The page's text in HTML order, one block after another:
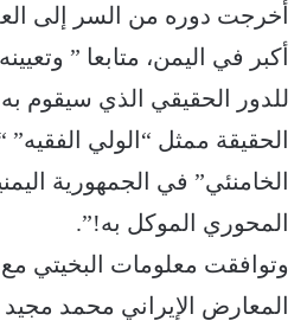
أخرجت دوره من السر إلى
أكبر في اليمن، متابعا ”
للدور الحقيقي الذي سيقوم
الحقيقة ممثل “الولي الفقيه”
الخامنئي” في الجمهورية
المحوري الموكل به!”.
وتوافقت معلومات البخيتي مع
المعارض الإيراني محمد